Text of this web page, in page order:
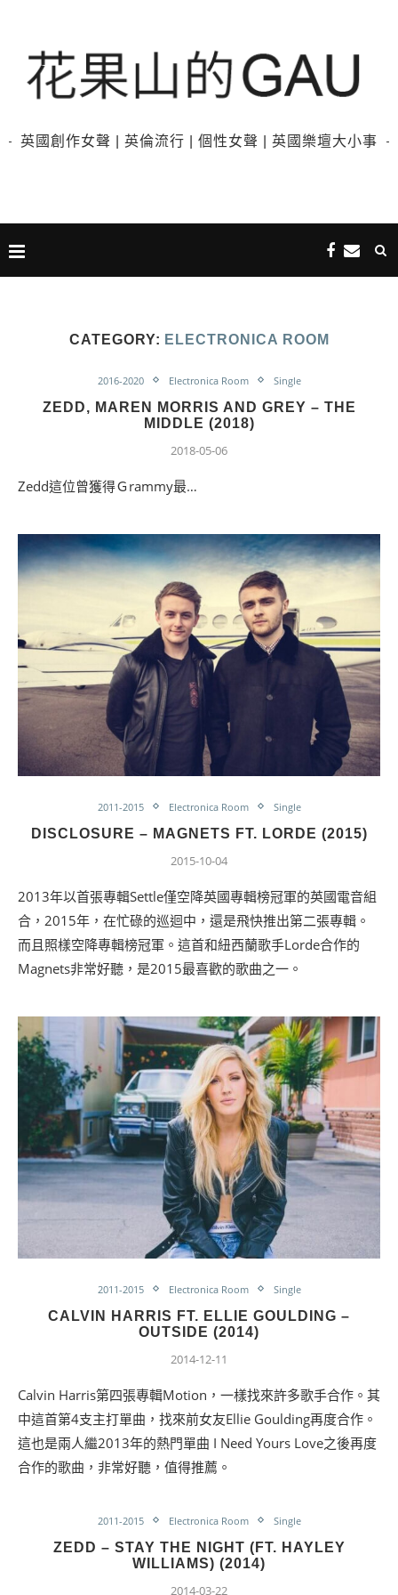
英國創作女聲 | 英倫流行 | 個性女聲 | 英國樂壇大小事
CATEGORY: ELECTRONICA ROOM
2016-2020 Electronica Room Single
ZEDD, MAREN MORRIS AND GREY – THE
MIDDLE (2018)
2018-05-06
Zedd這位曾獲得Ｇrammy最…
2011-2015 Electronica Room Single
DISCLOSURE – MAGNETS FT. LORDE (2015)
2015-10-04
2013年以首張專輯Settle僅空降英國專輯榜冠軍的英國電音組
合，2015年，在忙碌的巡迴中，還是飛快推出第二張專輯。
而且照樣空降專輯榜冠軍。這首和紐西蘭歌手Lorde合作的
Magnets非常好聽，是2015最喜歡的歌曲之一。
2011-2015 Electronica Room Single
CALVIN HARRIS FT. ELLIE GOULDING –
OUTSIDE (2014)
2014-12-11
Calvin Harris第四張專輯Motion，一樣找來許多歌手合作。其
中這首第4支主打單曲，找來前女友Ellie Goulding再度合作。
這也是兩人繼2013年的熱門單曲 I Need Yours Love之後再度
合作的歌曲，非常好聽，值得推薦。
2011-2015 Electronica Room Single
ZEDD – STAY THE NIGHT (FT. HAYLEY
WILLIAMS) (2014)
2014-03-22